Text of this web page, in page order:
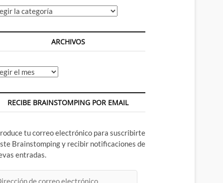
ARCHIVOS
RECIBE BRAINSTOMPING POR EMAIL
tu correo electrónico para suscribirte
Brainstomping y recibir notificaciones de
entradas.